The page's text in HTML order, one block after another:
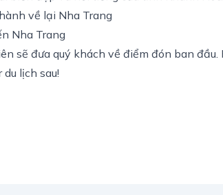
về lại Nha Trang
Nha Trang
sẽ đưa quý khách về điểm đón ban
lịch sau!